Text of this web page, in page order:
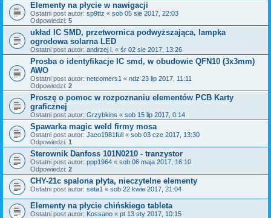
Elementy na płycie w nawigacji
Ostatni post autor: sp9ttz « sob 05 sie 2017, 22:03
Odpowiedzi: 5
układ IC SMD, przetwornica podwyższająca, lampka
ogrodowa solarna LED
Ostatni post autor: andrzej l. « śr 02 sie 2017, 13:26
Prosba o identyfikacje IC smd, w obudowie QFN10 (3x3mm)
AWO
Ostatni post autor: netcomers1 « ndz 23 lip 2017, 11:11
Odpowiedzi: 2
Proszę o pomoc w rozpoznaniu elementów PCB Karty
graficznej
Ostatni post autor: Grzybkins « sob 15 lip 2017, 0:14
Spawarka magic weld firmy mosa
Ostatni post autor: Jaco1981full « sob 03 cze 2017, 13:30
Odpowiedzi: 1
Sterownik Danfoss 101N0210 - tranzystor
Ostatni post autor: ppp1964 « sob 06 maja 2017, 16:10
Odpowiedzi: 2
CHY-21c spalona płyta, nieczytelne elementy
Ostatni post autor: seta1 « sob 22 kwie 2017, 21:04
Elementy na płycie chińskiego tableta
Ostatni post autor: Kossano « pt 13 sty 2017, 10:15